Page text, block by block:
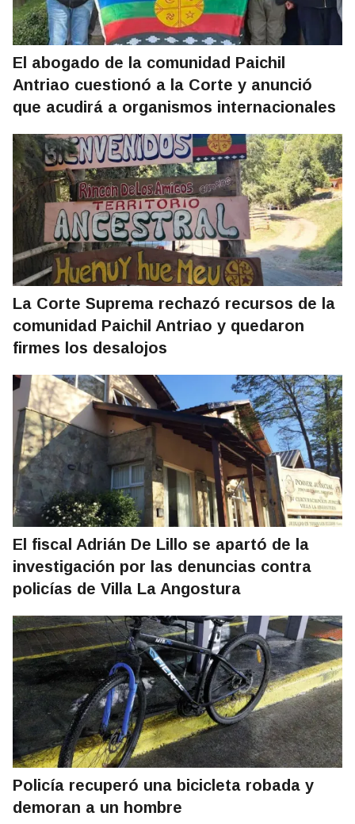
El abogado de la comunidad Paichil
Antriao cuestionó a la Corte y anunció
que acudirá a organismos internacionales
La Corte Suprema rechazó recursos de la
comunidad Paichil Antriao y quedaron
firmes los desalojos
El fiscal Adrián De Lillo se apartó de la
investigación por las denuncias contra
policías de Villa La Angostura
Policía recuperó una bicicleta robada y
demoran a un hombre